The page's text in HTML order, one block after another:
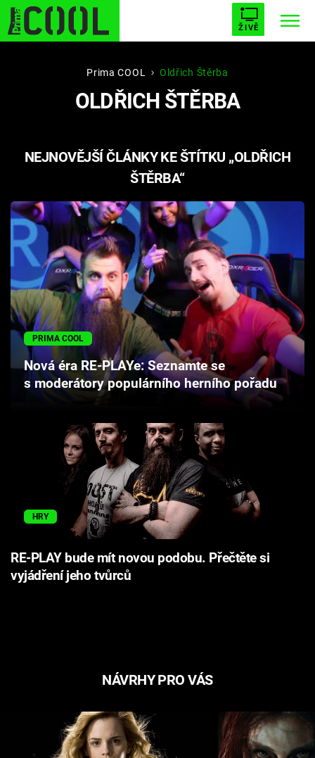
ŽIVĚ
STARHOUSE BUFFY, PŘEMOŽITELKA UPÍRŮ
PLNEJ KOTEL AVENGERS 5
Filmy
Seriály
Hry
Cool Esport
Pořady
TV Program
Sledujte prima+
Přihlášení
Prima COOL Oldřich Štěrba
OLDŘICH ŠTĚRBA
NEJNOVĚJŠÍ ČLÁNKY KE ŠTÍTKU „OLDŘICH
ŠTĚRBA“
PRIMA COOL
Nová éra RE-PLAYe: Seznamte se
s moderátory populárního herního pořadu
HRY
RE-PLAY bude mít novou podobu. Přečtěte si
vyjádření jeho tvůrců
NÁVRHY PRO VÁS